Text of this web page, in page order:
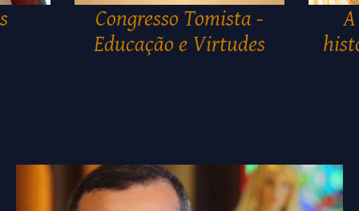
Congresso Tomista -
Educação e Virtudes